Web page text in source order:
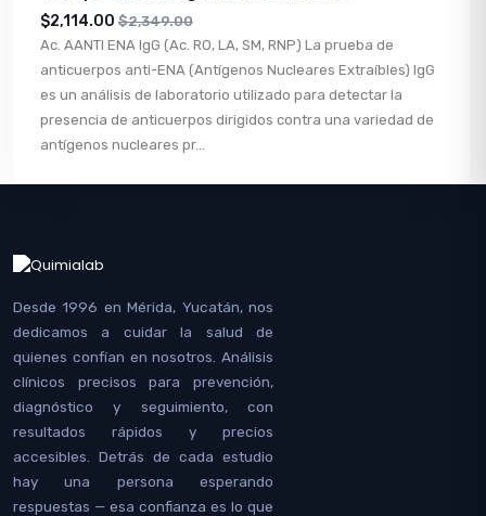
$2,114.00 $2,349.00
Ac. AANTI ENA IgG (Ac. RO, LA, SM, RNP) La prueba de
anticuerpos anti-ENA (Antígenos Nucleares Extraíbles) IgG
es un análisis de laboratorio utilizado para detectar la
presencia de anticuerpos dirigidos contra una variedad de
antígenos nucleares pr...
Desde 1996 en Mérida, Yucatán, nos
dedicamos a cuidar la salud de
quienes confían en nosotros. Análisis
clínicos precisos para prevención,
diagnóstico y seguimiento, con
resultados rápidos y precios
accesibles. Detrás de cada estudio
hay una persona esperando
respuestas — esa confianza es lo que